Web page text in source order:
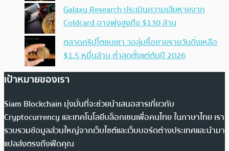
Galaxy Research ประเมินความเสียหายจาก
Coldcard อาจพุ่งสูงถึง $130 ล้าน
ตลาดคริปโตซบเซา วอลุ่มซื้อขายรายวันดิ่งเหลือ
$1.5 หมื่นล้าน ต่ำสุดตั้งแต่ต้นปี 2026
เป้าหมายของเรา
Siam Blockchain มุ่งมั่นที่จะช่วยนำเสนอสารเกี่ยวกับ
Cryptocurrency และเทคโนโลยีบล็อกเชนเพื่อคนไทย ในภาษาไทย เรา
รวบรวมข้อมูลส่วนใหญ่จากเว็บไซต์และเว็บบอร์ดต่างประเทศและนำมา
แปลส่งตรงถึงฟีดคุณ